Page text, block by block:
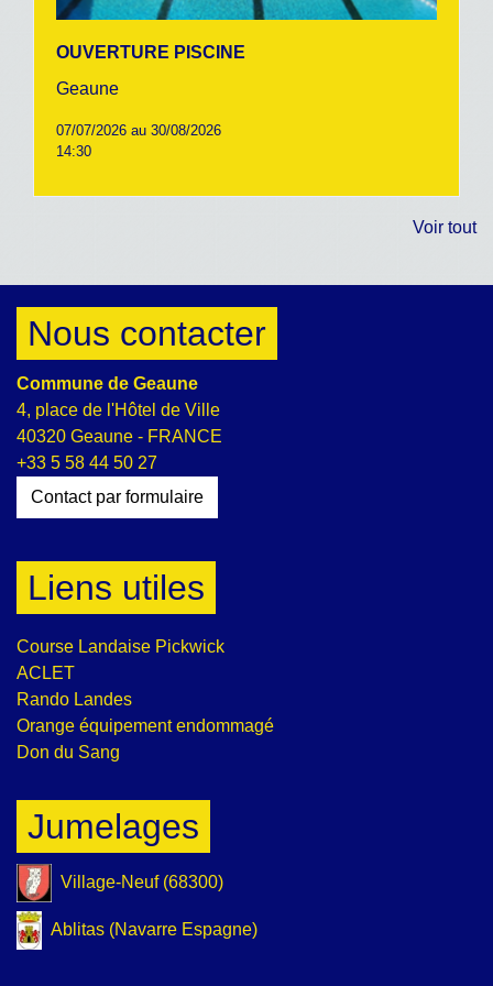
OUVERTURE PISCINE
Geaune
07/07/2026 au 30/08/2026
14:30
Voir tout
Nous contacter
Commune de Geaune
4, place de l'Hôtel de Ville
40320 Geaune - FRANCE
+33 5 58 44 50 27
Contact par formulaire
Liens utiles
Course Landaise Pickwick
ACLET
Rando Landes
Orange équipement endommagé
Don du Sang
Jumelages
Village-Neuf (68300)
Ablitas (Navarre Espagne)